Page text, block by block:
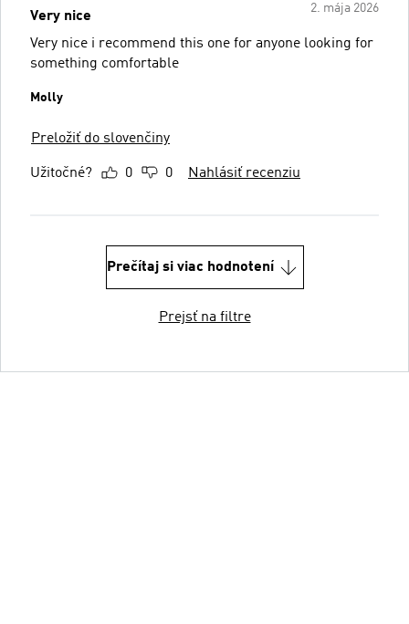
2. mája 2026
Very nice
Very nice i recommend this one for anyone looking for
something comfortable
Molly
Preložiť do slovenčiny
Užitočné? 0 0 Nahlásiť recenziu
Prečítaj si viac hodnotení
Prejsť na filtre